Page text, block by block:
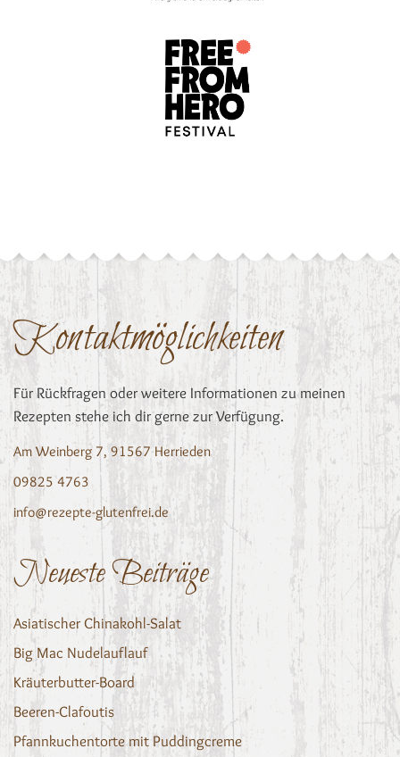
Kontaktmöglichkeiten
Für Rückfragen oder weitere Informationen zu meinen
Rezepten stehe ich dir gerne zur Verfügung.
Am Weinberg 7, 91567 Herrieden
09825 4763
info@rezepte-glutenfrei.de
Neueste Beiträge
Asiatischer Chinakohl-Salat
Big Mac Nudelauflauf
Kräuterbutter-Board
Beeren-Clafoutis
Pfannkuchentorte mit Puddingcreme